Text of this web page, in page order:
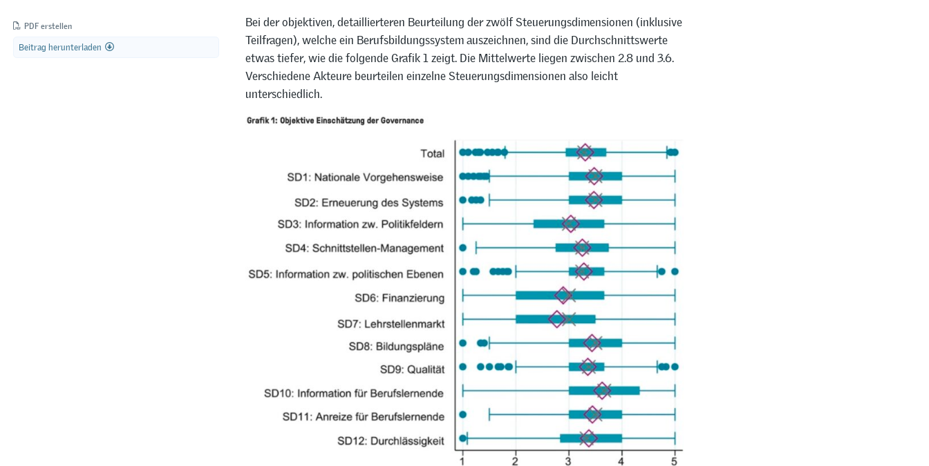
PDF erstellen
Beitrag herunterladen
Bei der objektiven, detaillierteren Beurteilung der zwölf Steuerungsdimensionen (inklusive
Teilfragen), welche ein Berufsbildungssystem auszeichnen, sind die Durchschnittswerte
etwas tiefer, wie die folgende Grafik 1 zeigt. Die Mittelwerte liegen zwischen 2.8 und 3.6.
Verschiedene Akteure beurteilen einzelne Steuerungsdimensionen also leicht
unterschiedlich.